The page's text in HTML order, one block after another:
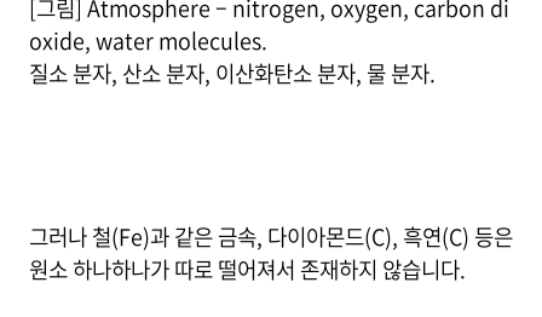
[그림] Atmosphere – nitrogen, oxygen, carbon di
oxide, water molecules.
질소 분자, 산소 분자, 이산화탄소 분자, 물 분자.
그러나 철(Fe)과 같은 금속, 다이아몬드(C), 흑연(C) 등은
원소 하나하나가 따로 떨어져서 존재하지 않습니다.